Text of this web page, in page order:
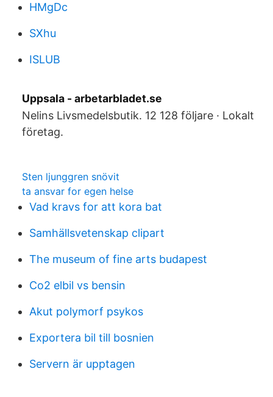
HMgDc
SXhu
ISLUB
Uppsala - arbetarbladet.se
Nelins Livsmedelsbutik. 12 128 följare · Lokalt
företag.
Sten ljunggren snövit
ta ansvar for egen helse
Vad kravs for att kora bat
Samhällsvetenskap clipart
The museum of fine arts budapest
Co2 elbil vs bensin
Akut polymorf psykos
Exportera bil till bosnien
Servern är upptagen